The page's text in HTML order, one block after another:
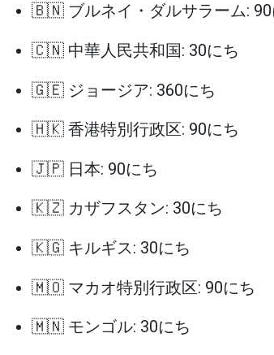
🇧🇳 ブルネイ・ダルサラーム: 90
🇨🇳 中華人民共和国: 30にち
🇬🇪 ジョージア: 360にち
🇭🇰 香港特別行政区: 90にち
🇯🇵 日本: 90にち
🇰🇿 カザフスタン: 30にち
🇰🇬 キルギス: 30にち
🇲🇴 マカオ特別行政区: 90にち
🇲🇳 モンゴル: 30にち